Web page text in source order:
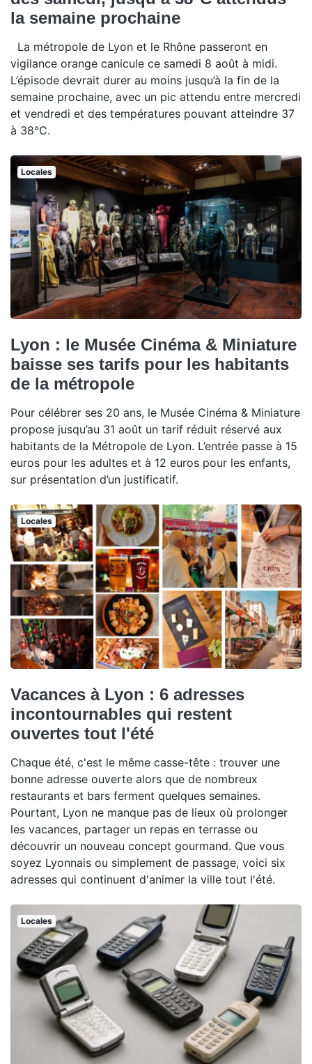
la semaine prochaine
La métropole de Lyon et le Rhône passeront en
vigilance orange canicule ce samedi 8 août à midi.
L’épisode devrait durer au moins jusqu’à la fin de la
semaine prochaine, avec un pic attendu entre mercredi
et vendredi et des températures pouvant atteindre 37
à 38°C.
Locales
Lyon : le Musée Cinéma & Miniature
baisse ses tarifs pour les habitants
de la métropole
Pour célébrer ses 20 ans, le Musée Cinéma & Miniature
propose jusqu’au 31 août un tarif réduit réservé aux
habitants de la Métropole de Lyon. L’entrée passe à 15
euros pour les adultes et à 12 euros pour les enfants,
sur présentation d’un justificatif.
Locales
Vacances à Lyon : 6 adresses
incontournables qui restent
ouvertes tout l'été
Chaque été, c'est le même casse-tête : trouver une
bonne adresse ouverte alors que de nombreux
restaurants et bars ferment quelques semaines.
Pourtant, Lyon ne manque pas de lieux où prolonger
les vacances, partager un repas en terrasse ou
découvrir un nouveau concept gourmand. Que vous
soyez Lyonnais ou simplement de passage, voici six
adresses qui continuent d'animer la ville tout l'été.
Locales